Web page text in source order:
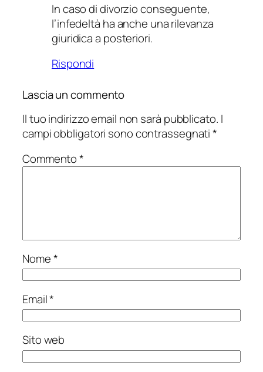
In caso di divorzio conseguente,
l’infedeltà ha anche una rilevanza
giuridica a posteriori.
Rispondi
Lascia un commento
Il tuo indirizzo email non sarà pubblicato. I
campi obbligatori sono contrassegnati*
Commento*
Nome*
Email*
Sito web